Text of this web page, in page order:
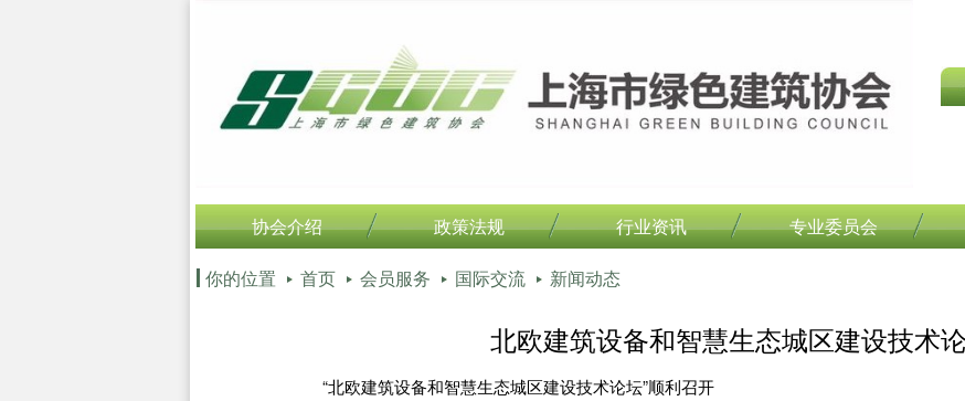
协会介绍 政策法规 行业资讯 专业委员会
你的位置 首页 会员服务 国际交流 新闻动态
北欧建筑设备和智慧生态城区建设技术
“北欧建筑设备和智慧生态城区建设技术论坛”顺利召开